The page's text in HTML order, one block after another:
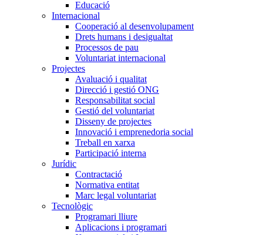
Educació
Internacional
Cooperació al desenvolupament
Drets humans i desigualtat
Processos de pau
Voluntariat internacional
Projectes
Avaluació i qualitat
Direcció i gestió ONG
Responsabilitat social
Gestió del voluntariat
Disseny de projectes
Innovació i emprenedoria social
Treball en xarxa
Participació interna
Jurídic
Contractació
Normativa entitat
Marc legal voluntariat
Tecnològic
Programari lliure
Aplicacions i programari